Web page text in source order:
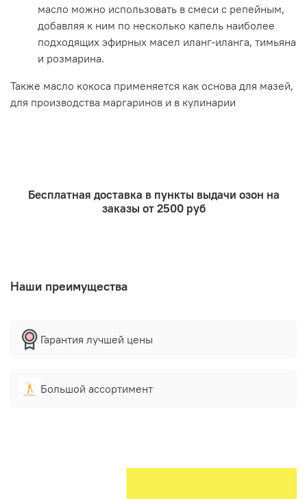
масло можно использовать в смеси с репейным,
добавляя к ним по несколько капель наиболее
подходящих эфирных масел иланг-иланга, тимьяна
и розмарина.
Также масло кокоса применяется как основа для мазей,
для производства маргаринов и в кулинарии
Бесплатная доставка в пункты выдачи озон на
заказы от 2500 руб
Наши преимущества
Гарантия лучшей цены
Большой ассортимент